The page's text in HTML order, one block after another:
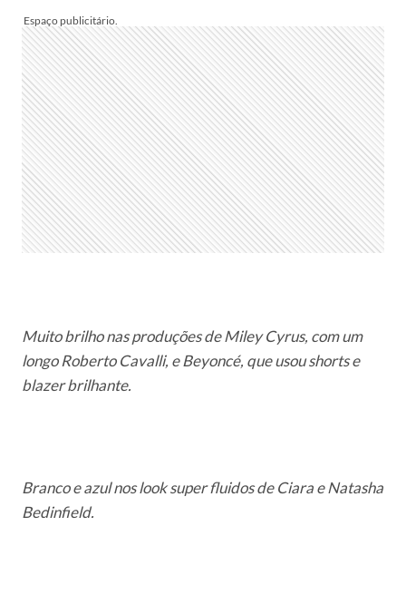
Muito brilho nas produções de Miley Cyrus, com um
longo Roberto Cavalli, e Beyoncé, que usou shorts e
blazer brilhante.
Branco e azul nos look super fluidos de Ciara e Natasha
Bedinfield.